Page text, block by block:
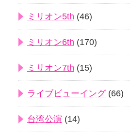
ミリオン5th (46)
ミリオン6th (170)
ミリオン7th (15)
ライブビューイング(66)
台湾公演 (14)